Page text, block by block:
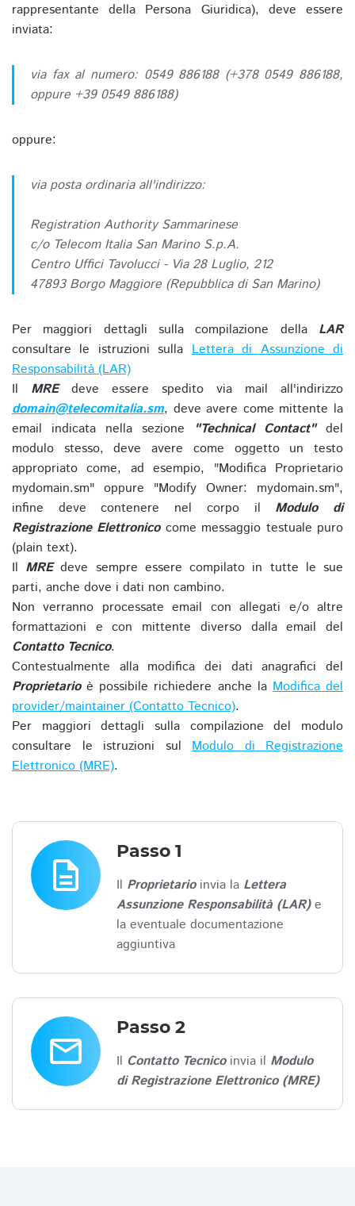
rappresentante della Persona Giuridica), deve essere
inviata:
via fax al numero: 0549 886188 (+378 0549 886188,
oppure +39 0549 886188)
oppure:
via posta ordinaria all'indirizzo:
Registration Authority Sammarinese
c/o Telecom Italia San Marino S.p.A.
Centro Uffici Tavolucci - Via 28 Luglio, 212
47893 Borgo Maggiore (Repubblica di San Marino)
Per maggiori dettagli sulla compilazione della LAR
consultare le istruzioni sullaLettera di Assunzione di
Responsabilità (LAR)
Il MREdeve essere spedito via mail all'indirizzo
domain@telecomitalia.sm, deve avere come mittente la
email indicata nella sezione
"Technical Contact"del
modulo stesso, deve avere come oggetto un testo
appropriato come, ad esempio, "Modifica Proprietario
mydomain.sm" oppure "Modify Owner: mydomain.sm",
infine deve contenere nel corpo il Modulo di
Registrazione Elettronicocome messaggio testuale puro
(plain text).
Il MREdeve sempre essere compilato in tutte le sue
parti, anche dove i dati non cambino.
Non verranno processate email con allegati e/o altre
formattazioni e con mittente diverso dalla email del
Contatto Tecnico.
Contestualmente alla modifica dei dati anagrafici del
Proprietarioè possibile richiedere anche laModifica del
provider/maintainer (Contatto Tecnico).
Per maggiori dettagli sulla compilazione del modulo
consultare le istruzioni sul Modulo di Registrazione
Elettronico (MRE).
description
Passo 1
Il Proprietarioinvia la Lettera
Assunzione Responsabilità (LAR)e
la eventuale documentazione
aggiuntiva
email
Passo 2
Il Contatto Tecnicoinvia il Modulo
di Registrazione Elettronico (MRE)